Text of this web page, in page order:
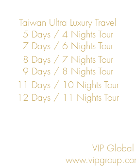
Taiwan Ultra Luxury Travel
5 Days / 4 Nights Tour
7 Days / 6 Nights Tour
8 Days / 7 Nights Tour
9 Days / 8 Nights Tour
11 Days / 10 Nights Tour
12 Days / 11 Nights Tour
VIP